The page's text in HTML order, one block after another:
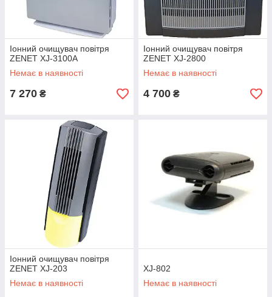
Іонний очищувач повітря
ZENET XJ-3100A
Немає в наявності
7 270 ₴
Іонний очищувач повітря
ZENET XJ-2800
Немає в наявності
4 700 ₴
Іонний очищувач повітря
ZENET XJ-203
Немає в наявності
XJ-802
Немає в наявності